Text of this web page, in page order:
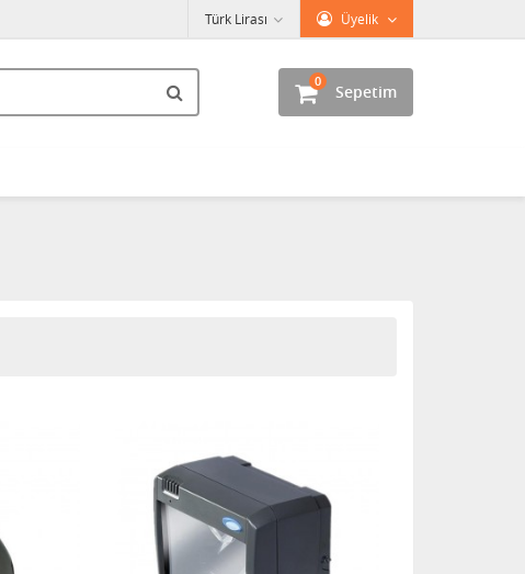
Üyelik
Türk Lirası
Sepetim
0